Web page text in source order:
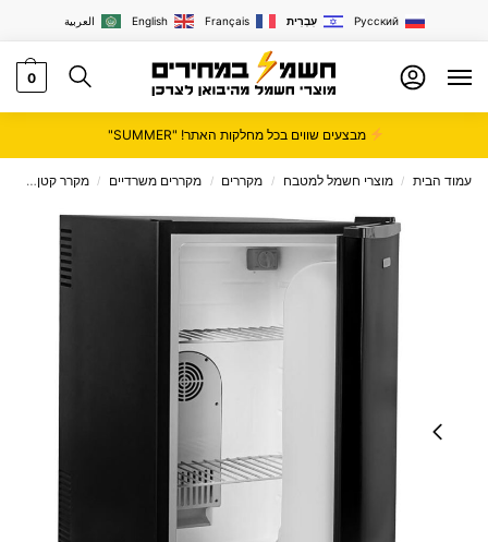
العربية English Français עִבְרִית Русский
0
מבצעים שווים בכל מחלקות האתר! "SUMMER"
עמוד הבית / מוצרי חשמל למטבח / מקררים / מקררים משרדיים / מקרר קטן